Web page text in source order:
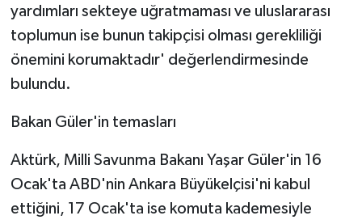
yardımları sekteye uğratmaması ve uluslararası
toplumun ise bunun takipçisi olması gerekliliği
önemini korumaktadır' değerlendirmesinde
bulundu.
Bakan Güler'in temasları
Aktürk, Milli Savunma Bakanı Yaşar Güler'in 16
Ocak'ta ABD'nin Ankara Büyükelçisi'ni kabul
ettiğini, 17 Ocak'ta ise komuta kademesiyle